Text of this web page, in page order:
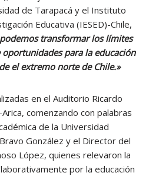
de Tarapacá y el Instituto
Educativa (IESED)-Chile,
podemos transformar los límites
para la educación
el extremo norte de Chile.»
en el Auditorio Ricardo
comenzando con palabras
de la Universidad
González y el Director del
López, quienes relevaron la
por la educación